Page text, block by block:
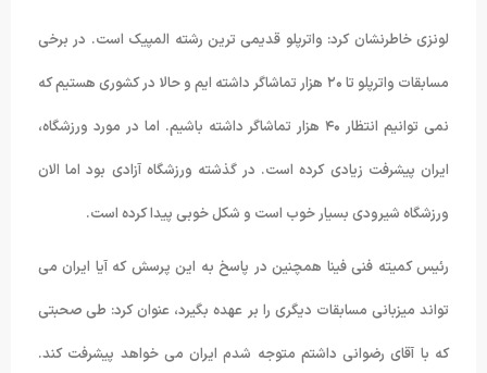
لونزی خاطرنشان کرد: واترپلو قدیمی ترین رشته المپیک است. در برخی
مسابقات واترپلو تا ۲۰ هزار تماشاگر داشته ایم و حالا در کشوری هستیم که
نمی توانیم انتظار ۴۰ هزار تماشاگر داشته باشیم. اما در مورد ورزشگاه،
ایران پیشرفت زیادی کرده است. در گذشته ورزشگاه آزادی بود اما الان
ورزشگاه شیرودی بسیار خوب است و شکل خوبی پیدا کرده است.
رئیس کمیته فنی فینا همچنین در پاسخ به این پرسش که آیا ایران می
تواند میزبانی مسابقات دیگری را بر عهده بگیرد، عنوان کرد: طی صحبتی
که با آقای رضوانی داشتم متوجه شدم ایران می خواهد پیشرفت کند.